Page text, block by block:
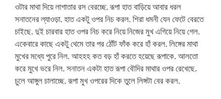
ওটার মাথা দিয়ে লাগাতার রস বেরচ্ছে. রূপা হাত বাড়িয়ে আবার ধরল
সনাতনের ল্যাওড়া. হাত একটু ওপর নিচ করল. শিরা ধমনী যেন ফেটে বেরতে
চাইছে. দুই চারবার হাত ওপর নিচ করে নিয়ে নিজের মুখ এগিয়ে নিয়ে গেল.
একেবারে কাছে একটু থেমে তার পর ঠোঁট ফাঁক করে হাঁ করল. লিঙ্গের মাথা
মুখের মধ্যে পুরে নিল. আহহহ কত বড় হাঁ করতে হয়েছে রূপাকে. আলতো
করে মুখে ভরে নিল. সনাতন একটা হাত রূপা বৌদির মাথার ওপর রেখেছে.
চুলে আঙ্গুল চালাচ্ছে. রূপা মুখ ওপরের দিকে তুলে লিঙ্গটা বের করল.